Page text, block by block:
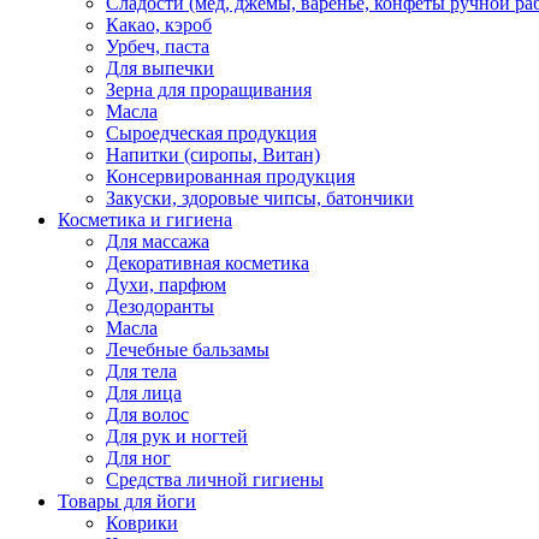
Какао, кэроб
Урбеч, паста
Для выпечки
Зерна для проращивания
Масла
Сыроедческая продукция
Напитки (сиропы, Витан)
Консервированная продукция
Закуски, здоровые чипсы, батончики
Косметика и гигиена
Для массажа
Декоративная косметика
Духи, парфюм
Дезодоранты
Масла
Лечебные бальзамы
Для тела
Для лица
Для волос
Для рук и ногтей
Для ног
Средства личной гигиены
Товары для йоги
Коврики